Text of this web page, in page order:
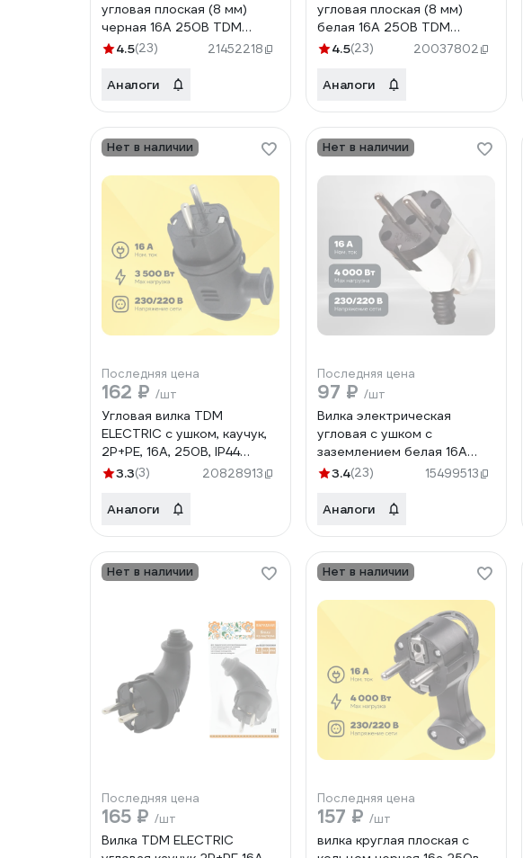
угловая плоская (8 мм)
черная 16А 250В TDM
ELECTRIC SQ1806-0194
4.5(23) 21452218
Аналоги
угловая плоская (8 мм)
белая 16А 250В TDM
ELECTRIC SQ1806-0193
4.5(23) 20037802
Аналоги
Нет в наличии
Последняя цена
162 ₽ /шт
Угловая вилка TDM
ELECTRIC с ушком, каучук,
2Р+РЕ, 16А, 250В, IP44
SQ0612-0004
3.3(3) 20828913
Аналоги
Нет в наличии
Последняя цена
97 ₽ /шт
Вилка электрическая
угловая с ушком с
заземлением белая 16А
250В TDM ELECTRIC
3.4(23) 15499513
Аналоги
Нет в наличии
Последняя цена
165 ₽ /шт
Вилка TDM ELECTRIC
Нет в наличии
Последняя цена
157 ₽ /шт
вилка круглая плоская с